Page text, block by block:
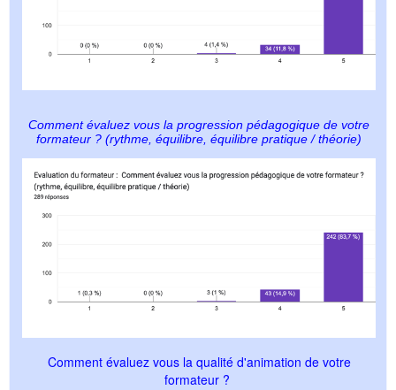
Comment évaluez vous la progression pédagogique de votre
formateur ? (rythme, équilibre, équilibre pratique / théorie)
Comment évaluez vous la qualité d'animation de votre
formateur ?